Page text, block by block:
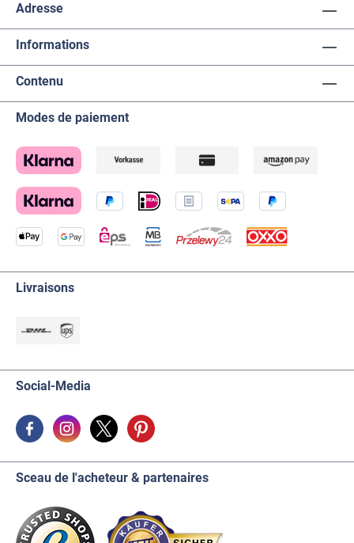
Adresse
Informations
Contenu
Modes de paiement
Livraisons
Social-Media
Sceau de l'acheteur & partenaires